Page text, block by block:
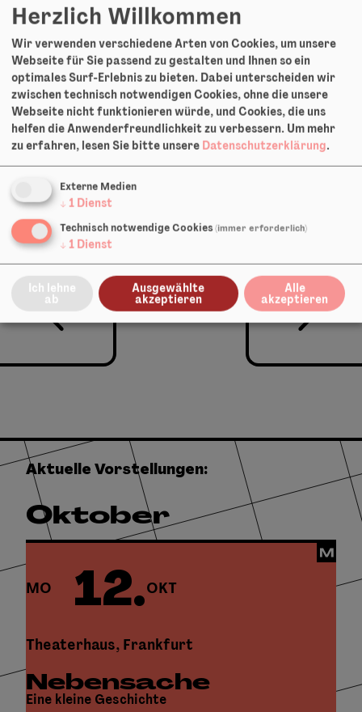
Presse-Kit
Pädagogisches
Begleitmaterial
Share:
Facebook Twitter Pinterest LinkedIn Xing E-Mail
Aktuelle Vorstellungen:
Oktober
MO 12.OKT
Nebensache
Eine kleine Geschichte
Theaterhaus, Frankfurt
Herzlich Willkommen
Wir verwenden verschiedene Arten von Cookies, um unsere
Webseite für Sie passend zu gestalten und Ihnen so ein
optimales Surf-Erlebnis zu bieten. Dabei unterscheiden wir
zwischen technisch notwendigen Cookies, ohne die unsere
Webseite nicht funktionieren würde, und Cookies, die uns
helfen die Anwenderfreundlichkeit zu verbessern. Um mehr
zu erfahren, lesen Sie bitte unsere Datenschutzerklärung.
Externe Medien
↓ 1 Dienst
Technisch notwendige Cookies (immer erforderlich)
↓ 1 Dienst
Ich lehne
ab
Ausgewählte
akzeptieren
Alle
akzeptieren